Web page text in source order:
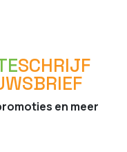
SCHRIJF
en meer